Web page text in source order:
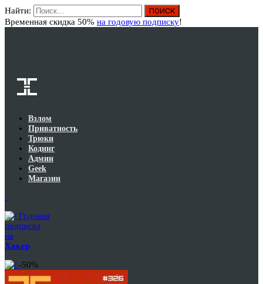
Найти:
Временная скидка 50% на годовую подписку!
Взлом
Приватность
Трюки
Кодинг
Админ
Geek
Магазин
Годовая
подписка
на
Хакер
-50%